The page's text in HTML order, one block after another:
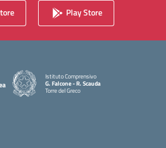
Play Store
Istituto Comprensivo
G. Falcone - R. Scauda
Torre del Greco